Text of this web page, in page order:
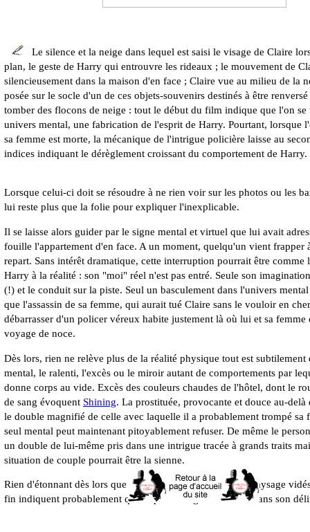
Le silence et la neige dans lequel est saisi le visage de Claire
plan, le geste de Harry qui entrouvre les rideaux ; le mouvement de
silencieusement dans la maison d'en face ; Claire vue au milieu de la
posée sur le socle d'un de ces objets-souvenirs destinés à être
tomber des flocons de neige : tout le début du film indique que l'on se
univers mental, une fabrication de l'esprit de Harry. Pourtant, lorsque
sa femme est morte, la mécanique de l'intrigue policière laisse au
indices indiquant le dérèglement croissant du comportement de Harry.
Lorsque celui-ci doit se résoudre à ne rien voir sur les photos ou les
lui reste plus que la folie pour expliquer l'inexplicable.
Il se laisse alors guider par le signe mental et virtuel que lui avait
fouille l'appartement d'en face. A un moment, quelqu'un vient frapper
repart. Sans intérêt dramatique, cette interruption pourrait être comme
Harry à la réalité : son "moi" réel n'est pas entré. Seule son
(!) et le conduit sur la piste. Seul un basculement dans l'univers
que l'assassin de sa femme, qui aurait tué Claire sans le vouloir en
débarrasser d'un policer véreux habite justement là où lui et sa femme
voyage de noce.
Dès lors, rien ne relève plus de la réalité physique tout est subtilement
mental, le ralenti, l'excès ou le miroir autant de comportements par
donne corps au vide. Excès des couleurs chaudes de l'hôtel, dont le
de sang évoquent Shining. La prostituée, provocante et douce au-delà
le double magnifié de celle avec laquelle il a probablement trompé sa
seul mental peut maintenant pitoyablement refuser. De même le
un double de lui-même pris dans une intrigue tracée à grands traits
situation de couple pourrait être la sienne.
Rien d'étonnant dès lors que l'intrigue tourne à vide. Les paysage
fin indiquent probablement que le personange est encore dans son